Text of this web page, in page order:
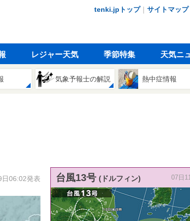
tenki.jpトップ｜ サイトマップ
レジャー天気 季節特集 天気ニ
気象予報士の解説 熱中症情報
06:02発表 台風13号 (ドルフィン) 07日